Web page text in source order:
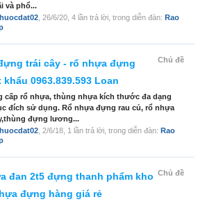
và phổ...
26/6/20 , 4 lần trả lời, trong diễn đàn: Rao
Chủ đề
trái cây - rổ nhựa đựng
khẩu 0963.839.593 Loan
cấp rổ nhựa, thùng nhựa kích thước đa dạng
đích sử dụng. Rổ nhựa đựng rau củ, rổ nhựa
đựng lương...
2/6/18 , 1 lần trả lời, trong diễn đàn: Rao
Chủ đề
đan 2t5 đựng thanh phẩm kho
đựng hàng giá rẻ